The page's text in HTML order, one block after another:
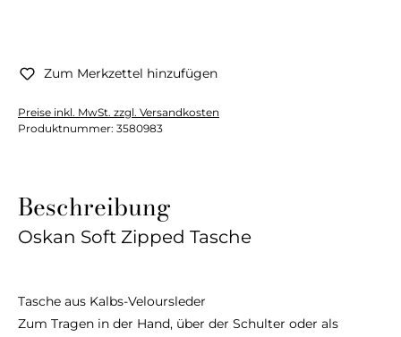
Zum Merkzettel hinzufügen
Preise inkl. MwSt. zzgl. Versandkosten
Produktnummer: 3580983
Beschreibung
Oskan Soft Zipped Tasche
Tasche aus Kalbs-Veloursleder
Zum Tragen in der Hand, über der Schulter oder als